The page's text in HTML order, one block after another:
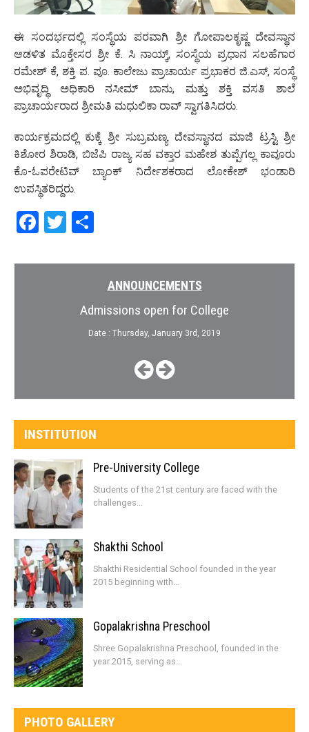
ಈ ಸಂದರ್ಭದಲ್ಲಿ ಸಂಸ್ಥೆಯ ಪರವಾಗಿ ಶ್ರೀ ಗೋಪಾಲಕೃಷ್ಣ ದೇವಸ್ಥಾನ
ಆಡಳಿತ ಮೊಕ್ತೇಸರ ಶ್ರೀ ಕೆ. ಸಿ ನಾಯ್ಕ್, ಸಂಸ್ಥೆಯ ಪ್ರಧಾನ ಸಲಹೆಗಾರ
ರಮೇಶ್ ಕೆ, ಶಕ್ತಿ ಪ. ಪೂ. ಕಾಲೇಜು ಪ್ರಾಚಾರ್ಯ ಪ್ರಭಾಕರ ಜಿ.ಎಸ್, ಸಂಸ್ಥೆ
ಅಭಿವೃದ್ಧಿ ಅಧಿಕಾರಿ ನಸೀಮ್ ಬಾನು, ಮತ್ತು ಶಕ್ತಿ ವಸತಿ ಶಾಲೆ
ಪ್ರಾಚಾರ್ಯರಾದ ಶ್ರೀಮತಿ ಮಧುಲಿಕಾ ರಾವ್ ಸ್ವಾಗತಿಸಿದರು.
ಕಾರ್ಯಕ್ರಮದಲ್ಲಿ ಕುಕ್ಕೆ ಶ್ರೀ ಸುಬ್ರಮಣ್ಯ ದೇವಸ್ಥಾನದ ಮಾಜಿ ಟ್ರಸ್ಟಿ ಶ್ರೀ
ಕಿಶೋರ ಶಿರಾಡಿ, ಬಿಜೆಪಿ ರಾಜ್ಯ ಸಹ ವಕ್ತಾರ ಮಹೇಶ ತುಪ್ಪೆಗಲ್ಲ ಕಾವೂರು
ಕೊ-ಓಪರೇಟಿವ್ ಬ್ಯಾಂಕ್ ನಿರ್ದೇಶಕರಾದ ಲೋಕೇಶ್ ಭಂಡಾರಿ
ಉಪಸ್ಥಿತರಿದ್ದರು.
Facebook
Twitter
ANNOUNCEMENTS
Admissions open for College
Date : Thursday, January 3rd, 2019
INSTITUTION
Pre-University College
Students of the 21st century are faced with the
challenges...
Shakthi School
Shakthi Residential School founded in the year
2015 beginning with...
Gopalakrishna Preschool
Shree Gopalakrishna Preschool, founded in the
year 2015, serving as...
PHOTO GALLERY